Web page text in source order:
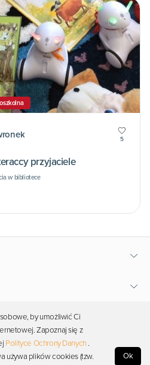
5
przyjaciele
w bibliotece
by umożliwić Ci
Zapoznaj się z
Polityce Ochrony Danych .
używa plików cookies (tzw.
Ok